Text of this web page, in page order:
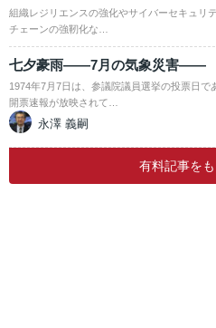
組織レジリエンスの強化やサイバーセキュリ
チェーンの強靭化な…
七夕豪雨――7月の気象災害――
1974年7月7日は、参議院議員選挙の投票日で
開票速報が放映されて…
永澤 義嗣
有料記事を